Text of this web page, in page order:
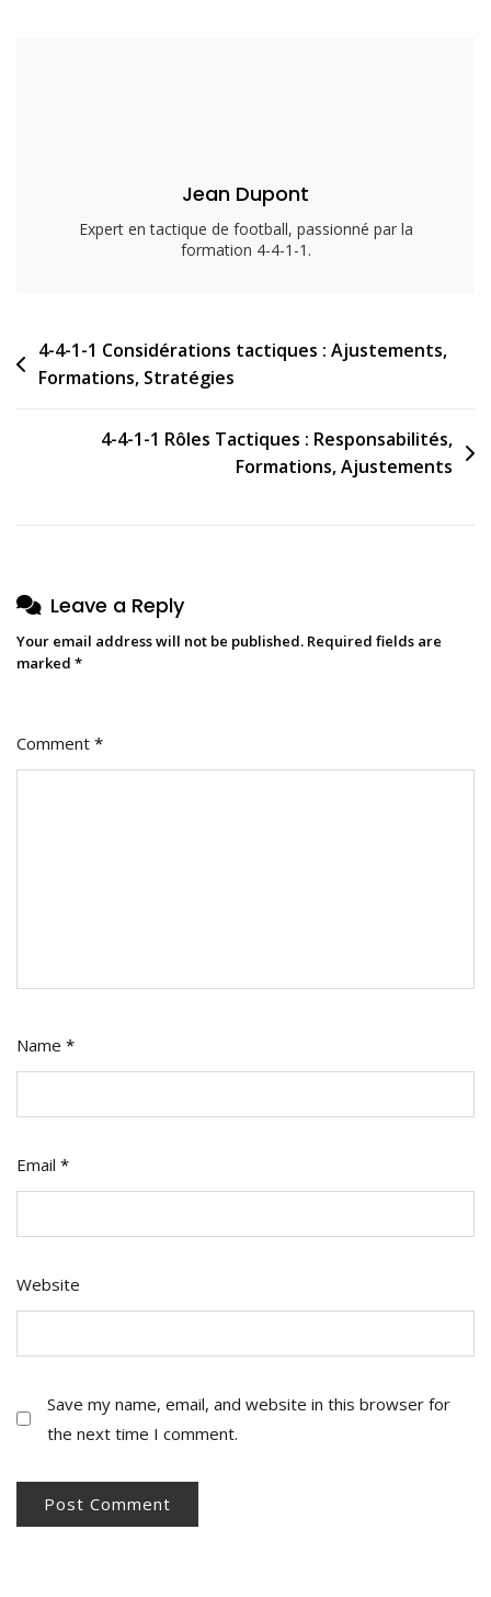
Ajustements
Jean Dupont
Expert en tactique de football, passionné par la
formation 4-4-1-1.
Post
navigation
4-4-1-1 Considérations tactiques : Ajustements,
Formations, Stratégies
4-4-1-1 Rôles Tactiques : Responsabilités,
Formations, Ajustements
Leave a Reply
Your email address will not be published. Required fields are
marked *
Comment *
Name *
Email *
Website
Save my name, email, and website in this browser for
the next time I comment.